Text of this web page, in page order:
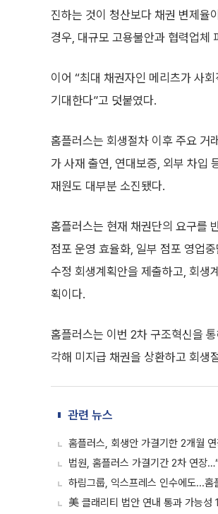
진하는 것이 청산보다 채권 변제율
경우, 대규모 고용불안과 협력업체
이어 “최대 채권자인 메리츠가 사
기대한다”고 덧붙였다.
홈플러스는 회생절차 이후 주요 거
가 사재 출연, 연대보증, 외부 차입
재원도 대부분 소진됐다.
홈플러스는 현재 채권단의 요구를
점포 운영 효율화, 일부 점포 영업
수정 회생계획안을 제출하고, 회생
획이다.
홈플러스는 이번 2차 구조혁신을
각해 미지급 채권을 상환하고 회생
관련 뉴스
홈플러스, 회생안 가결기한 2개월
법원, 홈플러스 가결기간 2차 연장
하림그룹, 익스프레스 인수에도...홈
美 클래리티 법안 연내 통과 가능